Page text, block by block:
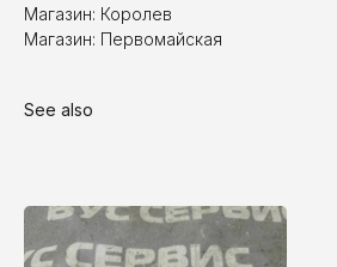
Магазин: Королев
Магазин: Первомайская
See also